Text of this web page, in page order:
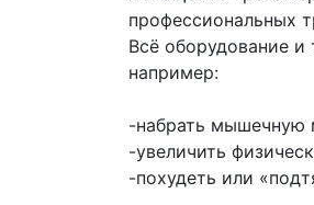
профессиональных
Всё оборудование
например:
-набрать мышечную
-увеличить
-похудеть или